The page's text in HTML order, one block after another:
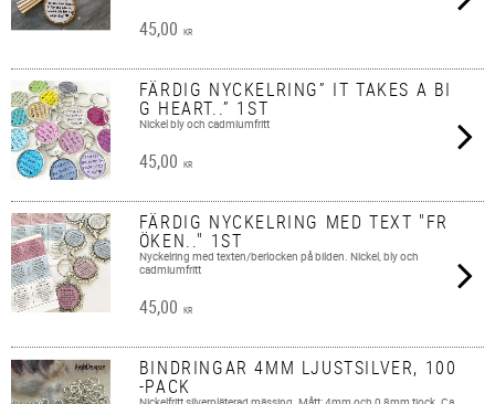
45,00 KR
FÄRDIG NYCKELRING” IT TAKES A BI
G HEART..” 1ST
Nickel bly och cadmiumfritt
45,00 KR
FÄRDIG NYCKELRING MED TEXT "FR
ÖKEN.." 1ST
Nyckelring med texten/berlocken på bilden. Nickel, bly och
cadmiumfritt
45,00 KR
BINDRINGAR 4MM LJUSTSILVER, 100
-PACK